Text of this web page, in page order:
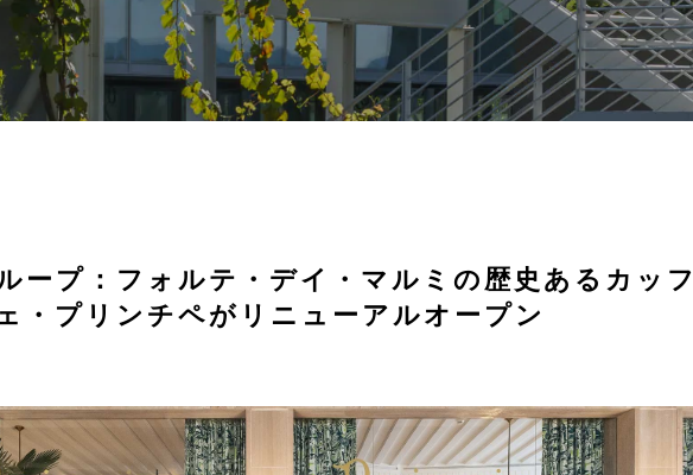
ープ：フォルテ・デイ・マルミの歴史あるカッフ
・プリンチペがリニューアルオープン